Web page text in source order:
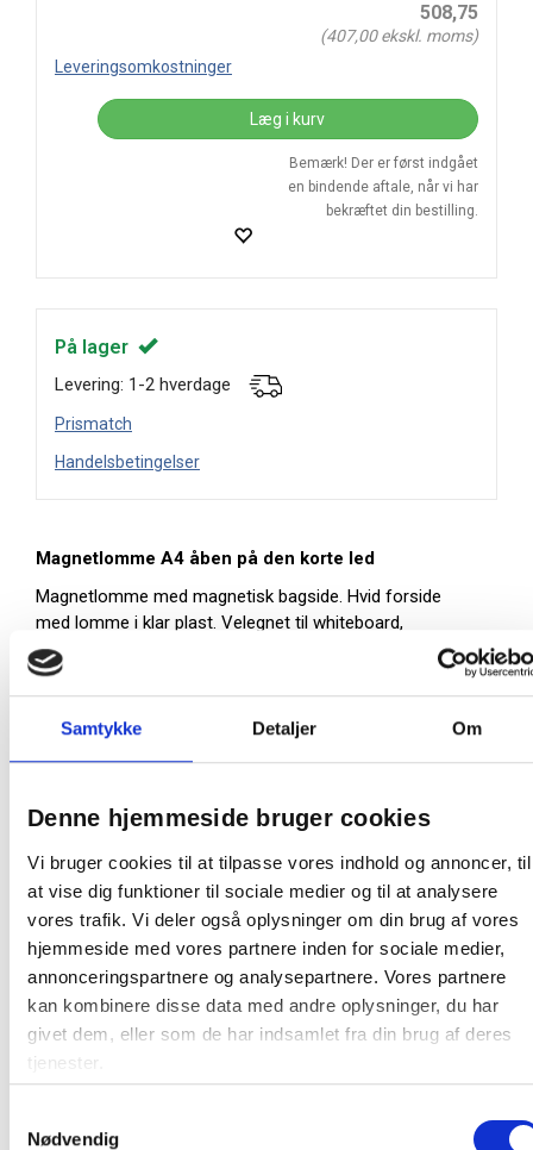
Samtykke Detaljer Om
Denne hjemmeside bruger cookies
Vi bruger cookies til at tilpasse vores indhold og annoncer, til
at vise dig funktioner til sociale medier og til at analysere
vores trafik. Vi deler også oplysninger om din brug af vores
hjemmeside med vores partnere inden for sociale medier,
annonceringspartnere og analysepartnere. Vores partnere
kan kombinere disse data med andre oplysninger, du har
givet dem, eller som de har indsamlet fra din brug af deres
tjenester.
Nødvendig
508,75
(407,00ekskl. moms)
Leveringsomkostninger
Læg i kurv
Bemærk! Der er først indgået
en bindende aftale, når vi har
bekræftet din bestilling.
På lager
Levering: 1-2 hverdage
Prismatch
Handelsbetingelser
Magnetlomme A4 åben på den korte led
Magnetlomme med magnetisk bagside. Hvid forside
med lomme i klar plast. Velegnet til whiteboard,
køleskab, hyldeforkanter og andre metalliske flader.
Størrelse: A4 22x30 cm (indvendigt mål)
På lager: 410 stk
1 pakke: 10 stk
Farve: Hvid
Oprindelsesland: Danmark
Producent: